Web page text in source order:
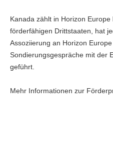
Kanada zählt in Horizon
förderfähigen Drittstaaten, hat
Assoziierung an Horizon
Sondierungsgespräche mit der
geführt.
Mehr Informationen zur